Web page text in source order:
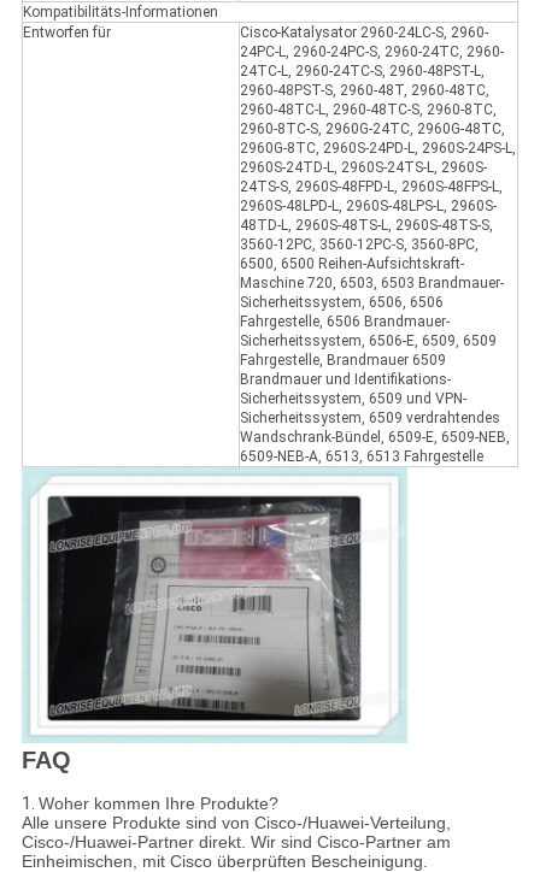
Kompatibilitäts-Informationen
Entworfen für
Cisco-Katalysator 2960-24LC-S, 2960-
24PC-L, 2960-24PC-S, 2960-24TC, 2960-
24TC-L, 2960-24TC-S, 2960-48PST-L,
2960-48PST-S, 2960-48T, 2960-48TC,
2960-48TC-L, 2960-48TC-S, 2960-8TC,
2960-8TC-S, 2960G-24TC, 2960G-48TC,
2960G-8TC, 2960S-24PD-L, 2960S-24PS-L,
2960S-24TD-L, 2960S-24TS-L, 2960S-
24TS-S, 2960S-48FPD-L, 2960S-48FPS-L,
2960S-48LPD-L, 2960S-48LPS-L, 2960S-
48TD-L, 2960S-48TS-L, 2960S-48TS-S,
3560-12PC, 3560-12PC-S, 3560-8PC,
6500, 6500 Reihen-Aufsichtskraft-
Maschine 720, 6503, 6503 Brandmauer-
Sicherheitssystem, 6506, 6506
Fahrgestelle, 6506 Brandmauer-
Sicherheitssystem, 6506-E, 6509, 6509
Fahrgestelle, Brandmauer 6509
Brandmauer und Identifikations-
Sicherheitssystem, 6509 und VPN-
Sicherheitssystem, 6509 verdrahtendes
Wandschrank-Bündel, 6509-E, 6509-NEB,
6509-NEB-A, 6513, 6513 Fahrgestelle
FAQ
1. Woher kommen Ihre Produkte?
Alle unsere Produkte sind von Cisco-/Huawei-Verteilung,
Cisco-/Huawei-Partner direkt. Wir sind Cisco-Partner am
Einheimischen, mit Cisco überprüften Bescheinigung.